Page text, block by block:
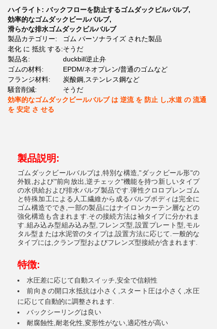
ハイライト: バックフローを防止するゴムダックビルバルブ,
効率的なゴムダックビールバルブ,
滑らかな排水ゴムダックビルバルブ
製品カテゴリー:
ゴム パーソナライズ された製品
老化 に 抵抗 する:そうだ
製品名:
duckbill逆止弁
ゴムの材料:
EPDM/ネオプレン/普通のゴムなど
フランジ材料:
炭酸鋼,ステンレス鋼など
騒音削減:
そうだ
効率的なゴムダックビールバルブ は 逆流 を 防止 し,水道 の 流通
を 安定 さ せる
製品説明:
ゴムダックビールバルブは,特別な構造,"ダックビール形"の
外観,および"前向放出,逆チェック"機能を持つ新しいタイプ
の水供給および排水バルブ製品です.弾性クロロプレンゴム
と特殊加工による人工繊維から成るバルブボディは完全に
ゴム構造ででき,一部の製品にはナイロンカーテン層などの
強化構造も含まれます.その接続方法は袖タイプに分かれま
す.組み込み型組み込み型,フレンズ型,設置プレート型,モル
タル型または水泥管のタイプは,設置方法に応じて.一般的な
タイプには,クランプ型およびフレンズ型接続が含まれます.
特徴:
水圧差に応じて自動スイッチ,安全で信頼性
前向きの開口水抵抗は小さく,スタート圧は小さく,水圧
に応じて自動的に調整されます.
バックシーリングは良い
耐腐蝕性,耐老化性,変形性がない,適応性が高い